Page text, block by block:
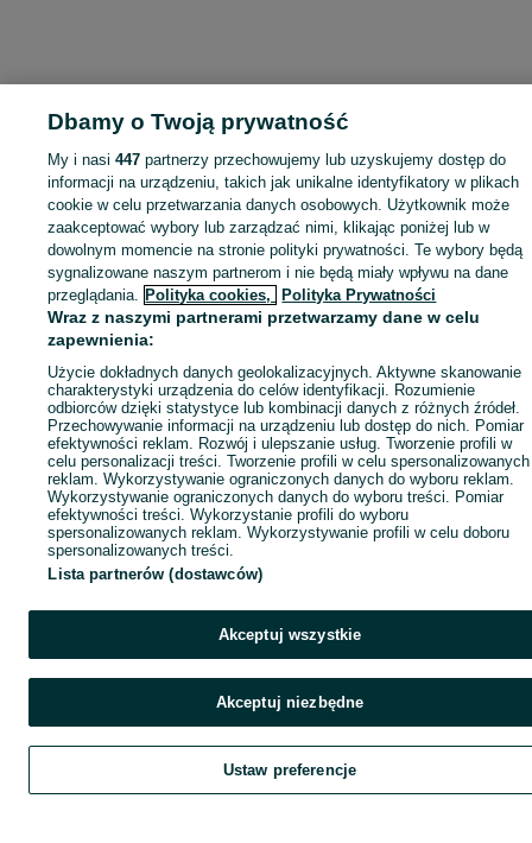
Szukaj Obserwujesz Dodaj Czat
Dbamy o Twoją prywatność
My i nasi447 partnerzy przechowujemy lub uzyskujemy dostęp do
informacji na urządzeniu, takich jak unikalne identyfikatory w plikach
cookie w celu przetwarzania danych osobowych. Użytkownik może
zaakceptować wybory lub zarządzać nimi, klikając poniżej lub w
dowolnym momencie na stronie polityki prywatności. Te wybory będą
sygnalizowane naszym partnerom i nie będą miały wpływu na dane
przeglądania. Polityka cookies, Polityka Prywatności
Wraz z naszymi partnerami przetwarzamy dane w celu
zapewnienia:
Użycie dokładnych danych geolokalizacyjnych. Aktywne skanowanie
charakterystyki urządzenia do celów identyfikacji. Rozumienie
odbiorców dzięki statystyce lub kombinacji danych z różnych źródeł.
Przechowywanie informacji na urządzeniu lub dostęp do nich. Pomiar
efektywności reklam. Rozwój i ulepszanie usług. Tworzenie profili w
celu personalizacji treści. Tworzenie profili w celu spersonalizowanych
reklam. Wykorzystywanie ograniczonych danych do wyboru reklam.
Wykorzystywanie ograniczonych danych do wyboru treści. Pomiar
efektywności treści. Wykorzystanie profili do wyboru
spersonalizowanych reklam. Wykorzystywanie profili w celu doboru
spersonalizowanych treści.
Lista partnerów (dostawców)
Akceptuj wszystkie
Akceptuj niezbędne
Ustaw preferencje